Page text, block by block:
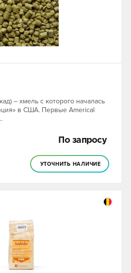
– хмель с которого началась
в США. Первые Americal
По запросу
УТОЧНИТЬ НАЛИЧИЕ